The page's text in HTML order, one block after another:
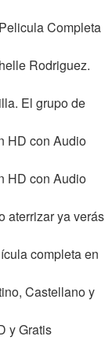
Completa
Rodriguez.
El grupo de
HD con Audio
HD con Audio
aterrizar ya verás
completa en
Castellano y
y Gratis